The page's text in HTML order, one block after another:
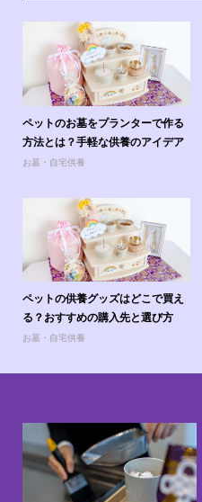
ペットのお墓をプランターで作る
方法とは？手軽な供養のアイデア
お墓・自宅供養
ペットの供養グッズはどこで買え
る？おすすめの購入先と選び方
お墓・自宅供養